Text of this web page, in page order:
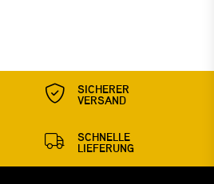
SICHERER
VERSAND
SCHNELLE
LIEFERUNG